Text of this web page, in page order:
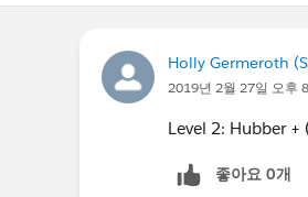
Holly Germeroth
2019년 2월 27일 오후
Level 2: Hubber
좋아요 0개